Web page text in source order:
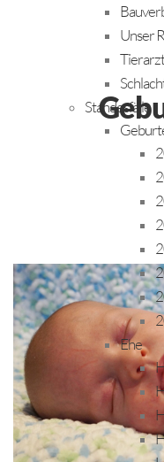
Unser
Standesfälle
Ehe